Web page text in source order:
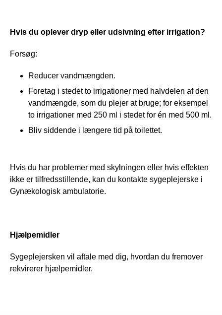
Hvis du oplever dryp eller udsivning efter irrigation?
Forsøg:
Reducer vandmængden.
Foretag i stedet to irrigationer med halvdelen af den
vandmængde, som du plejer at bruge; for eksempel
to irrigationer med 250 ml i stedet for én med 500 ml.
Bliv siddende i længere tid på toilettet.
Hvis du har problemer med skylningen eller hvis effekten
ikke er tilfredsstillende, kan du kontakte sygeplejerske i
Gynækologisk ambulatorie.
Hjælpemidler
Sygeplejersken vil aftale med dig, hvordan du fremover
rekvirerer hjælpemidler.